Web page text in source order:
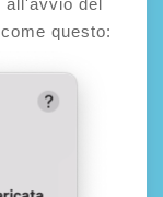
all'avvio del
questo: